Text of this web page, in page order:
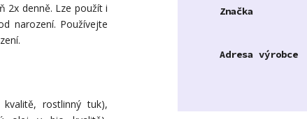
2x denně. Lze použít i
narození. Používejte
rostlinný tuk),
Značka
Adresa výrobce